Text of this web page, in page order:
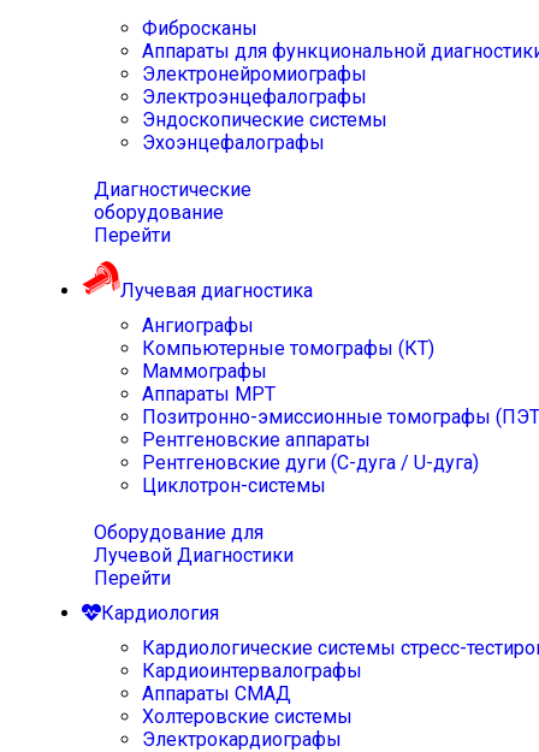
Фибросканы
Аппараты для функциональной
Электронейромиографы
Электроэнцефалографы
Эндоскопические системы
Эхоэнцефалографы
Диагностические
оборудование
Перейти
Лучевая диагностика
Ангиографы
Компьютерные томографы (КТ)
Маммографы
Аппараты МРТ
Позитронно-эмиссионные томографы
Рентгеновские аппараты
Рентгеновские дуги (С-дуга / U-дуга)
Циклотрон-системы
Оборудование для
Лучевой Диагностики
Перейти
Кардиология
Кардиологические системы стресс-
Кардиоинтервалографы
Аппараты СМАД
Холтеровские системы
Электрокардиографы